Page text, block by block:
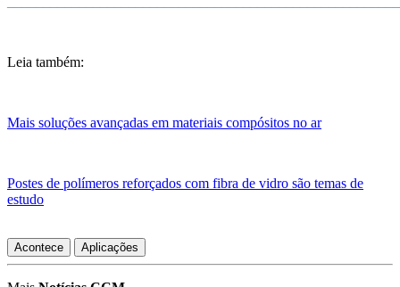
Leia também:
Mais soluções avançadas em materiais compósitos no ar
Postes de polímeros reforçados com fibra de vidro são temas de
estudo
Acontece Aplicações